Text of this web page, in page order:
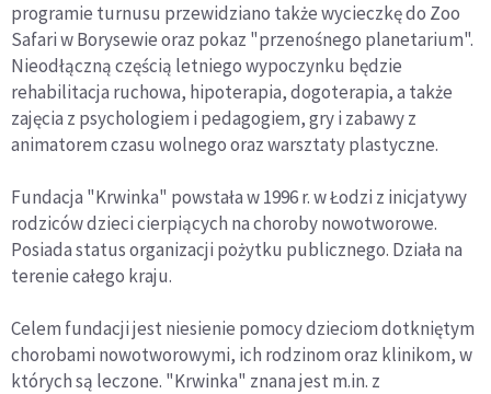
programie turnusu przewidziano także wycieczkę do Zoo
Safari w Borysewie oraz pokaz "przenośnego planetarium".
Nieodłączną częścią letniego wypoczynku będzie
rehabilitacja ruchowa, hipoterapia, dogoterapia, a także
zajęcia z psychologiem i pedagogiem, gry i zabawy z
animatorem czasu wolnego oraz warsztaty plastyczne.
Fundacja "Krwinka" powstała w 1996 r. w Łodzi z inicjatywy
rodziców dzieci cierpiących na choroby nowotworowe.
Posiada status organizacji pożytku publicznego. Działa na
terenie całego kraju.
Celem fundacji jest niesienie pomocy dzieciom dotkniętym
chorobami nowotworowymi, ich rodzinom oraz klinikom, w
których są leczone. "Krwinka" znana jest m.in. z